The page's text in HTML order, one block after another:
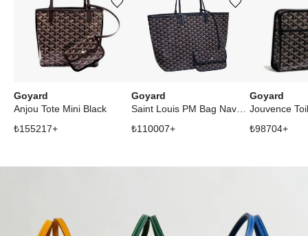
Goyard
Anjou Tote Mini Black
₺155217+
Ürünü istek listesine ekle veya listeden çıkar
Goyard
₺110007+
Ürünü istek listesine ekle veya listeden çıkar
Goyard
₺98704+